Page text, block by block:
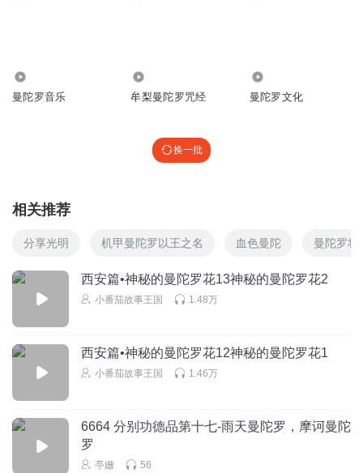
曼陀罗音乐 牟梨曼陀罗咒经 曼陀罗文化
换一批
相关推荐
分享光明 机甲曼陀罗以王之名 血色曼陀 曼陀罗将
西安篇•神秘的曼陀罗花13神秘的曼陀罗花2
小番茄故事王国 1.48万
西安篇•神秘的曼陀罗花12神秘的曼陀罗花1
小番茄故事王国 1.46万
6664 分别功德品第十七-雨天曼陀罗，摩诃曼陀
罗
亭姗 56